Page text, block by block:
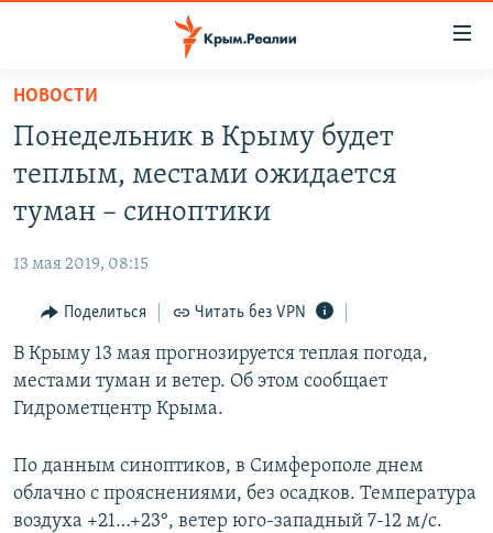
Вернуться
основному
содержанию
главной
Вернутся
поиску
СПЕЦПРОЕКТЫ
11 ЛЕТ ОККУПАЦИИ КРЫМА. 11 ИСТОРИЙ СОПРОТИВЛЕНИЯ
ЕЩЕ
ИНТЕРАКТИВ
ИНФОГРАФИКА
ТЕЛЕПРОЕКТ КРЫМ.РЕАЛИИ
ПРОПАВШИЕ БЕЗ ВЕСТИ
ПОБЕДИТЕЛЕЙ НЕ СУДЯТ?
РАДІО СВОБОДА
КАК ОБОЙТИ БЛОКИРОВКУ
Українською
Qırımtatar
ПРИСОЕДИНЯЙТЕСЬ!
НОВОСТИ
Понедельник в Крыму будет
теплым, местами ожидается
туман – синоптики
13 мая 2019, 08:15
Поделиться Читать без VPN
В Крыму 13 мая прогнозируется теплая погода,
местами туман и ветер. Об этом сообщает
Гидрометцентр Крыма.
По данным синоптиков, в Симферополе днем
облачно с прояснениями, без осадков. Температура
воздуха +21…+23°, ветер юго-западный 7-12 м/с.